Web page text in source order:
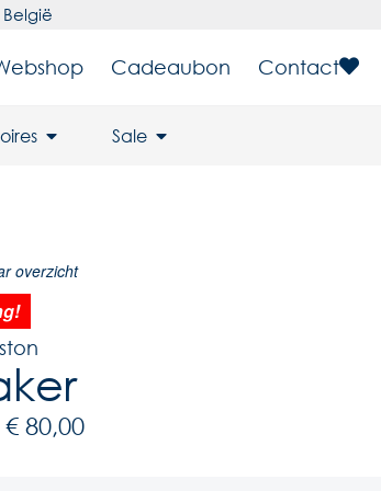
Cadeaubon Contact
Sale
overzicht
€ 80,00